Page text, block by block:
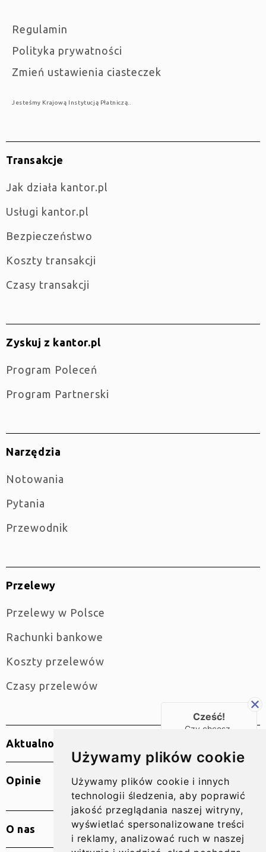
Używamy plików cookie
Używamy plików cookie i innych
technologii śledzenia, aby poprawić
jakość przeglądania naszej witryny,
wyświetlać spersonalizowane treści
i reklamy, analizować ruch w naszej
Regulamin
Polityka prywatności
Zmień ustawienia ciasteczek
Jesteśmy Krajową Instytucją Płatniczą..
Transakcje
jak działa kantor.pl
Usługi kantor.pl
Bezpieczeństwo
Koszty transakcji
Czasy transakcji
Zyskuj z kantor.pl
Program Poleceń
Program Partnerski
Narzędzia
Notowania
Pytania
Przewodnik
Przelewy
Przelewy w Polsce
Rachunki bankowe
Koszty przelewów
Czasy przelewów
Aktualności
Opinie
O nas
Cześć!
Czy chcesz,
do Ciebie za darmo
w28sekund?
TAK